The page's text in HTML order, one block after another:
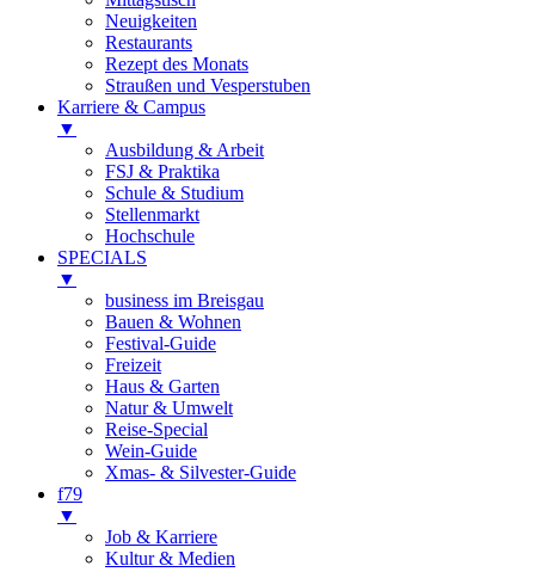
Neuigkeiten
Restaurants
Rezept des Monats
Straußen und Vesperstuben
Karriere & Campus
▼
Ausbildung & Arbeit
FSJ & Praktika
Schule & Studium
Stellenmarkt
Hochschule
SPECIALS
▼
business im Breisgau
Bauen & Wohnen
Festival-Guide
Freizeit
Haus & Garten
Natur & Umwelt
Reise-Special
Wein-Guide
Xmas- & Silvester-Guide
f79
▼
Job & Karriere
Kultur & Medien